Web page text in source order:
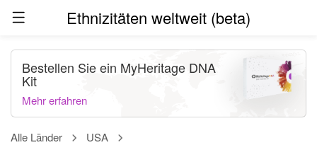
Ethnizitäten weltweit (beta)
Alle Länder USA
Bestellen Sie ein MyHeritage DNA
Kit
Mehr erfahren